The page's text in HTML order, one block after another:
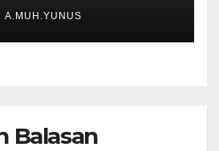
A.MUH.YUNUS
Balasan